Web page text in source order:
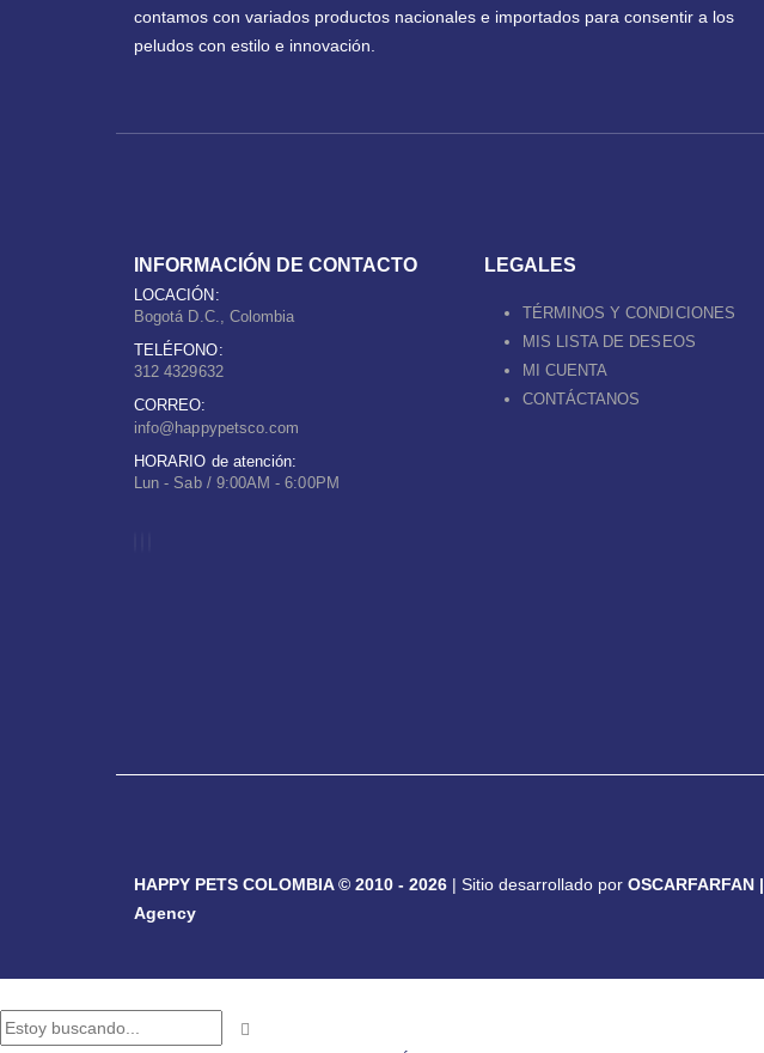
contamos con variados productos nacionales e importados para consentir a los
peludos con estilo e innovación.
INFORMACIÓN DE CONTACTO
LOCACIÓN:
Bogotá D.C., Colombia
TELÉFONO:
312 4329632
CORREO:
info@happypetsco.com
HORARIO de atención:
Lun - Sab / 9:00AM - 6:00PM
LEGALES
TÉRMINOS Y CONDICIONES
MIS LISTA DE DESEOS
MI CUENTA
CONTÁCTANOS
HAPPY PETS COLOMBIA © 2010 - 2026 | Sitio desarrollado por OSCARFARFAN |
Agency